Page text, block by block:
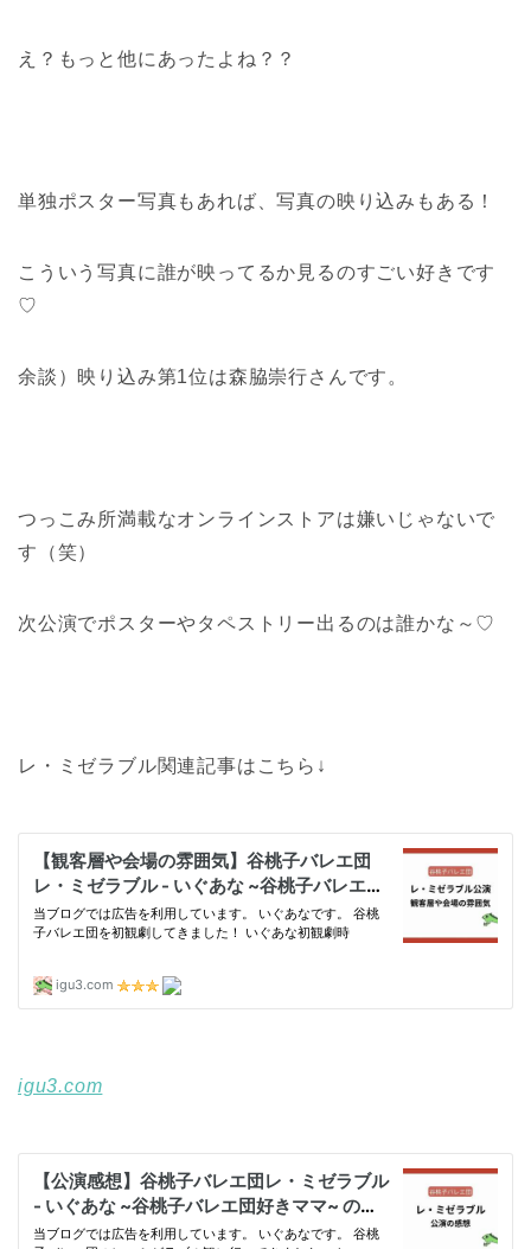
え？もっと他にあったよね？？
単独ポスター写真もあれば、写真の映り込みもある！
こういう写真に誰が映ってるか見るのすごい好きです
♡
余談）映り込み第1位は森脇崇行さんです。
つっこみ所満載なオンラインストアは嫌いじゃないで
す（笑）
次公演でポスターやタペストリー出るのは誰かな～♡
レ・ミゼラブル関連記事はこちら↓
igu3.com